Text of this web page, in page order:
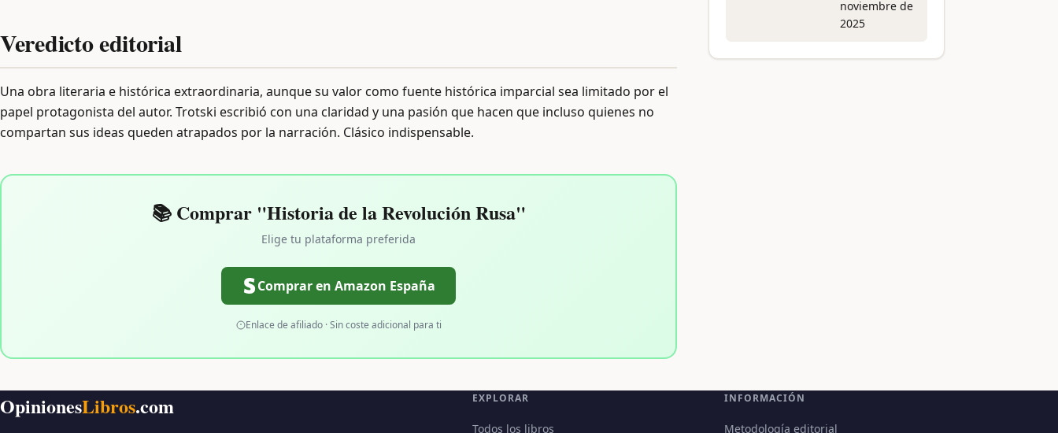
Veredicto editorial
Una obra literaria e histórica extraordinaria, aunque su valor como fuente histórica imparcial sea limitado por el
papel protagonista del autor. Trotski escribió con una claridad y una pasión que hacen que incluso quienes no
compartan sus ideas queden atrapados por la narración. Clásico indispensable.
📚 Comprar "Historia de la Revolución Rusa"
Elige tu plataforma preferida
Comprar en Amazon España
Enlace de afiliado · Sin coste adicional para ti
noviembre de
2025
OpinionesLibros.com EXPLORAR
Todos los libros
INFORMACIÓN
Metodología editorial